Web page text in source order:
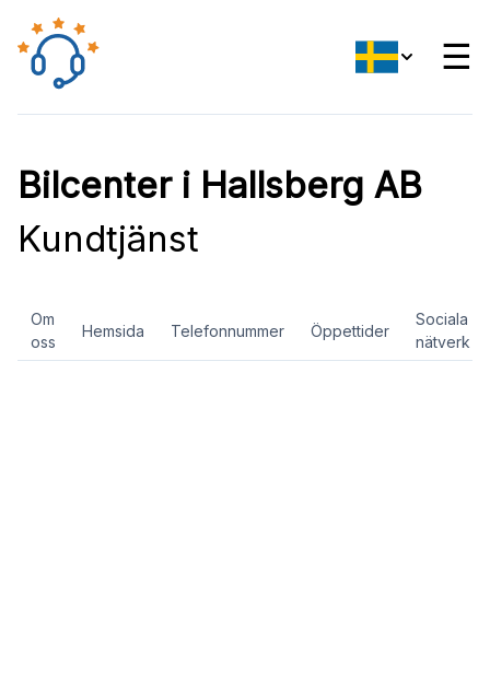
☰
Bilcenter i Hallsberg AB
Kundtjänst
Om
oss
Hemsida Telefonnummer Öppettider
Sociala
nätverk